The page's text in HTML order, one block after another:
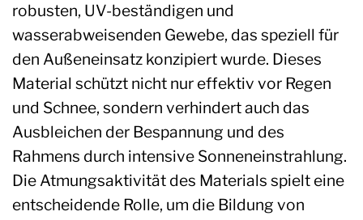
robusten, UV-beständigen und
wasserabweisenden Gewebe, das speziell für
den Außeneinsatz konzipiert wurde. Dieses
Material schützt nicht nur effektiv vor Regen
und Schnee, sondern verhindert auch das
Ausbleichen der Bespannung und des
Rahmens durch intensive Sonneneinstrahlung.
Die Atmungsaktivität des Materials spielt eine
entscheidende Rolle, um die Bildung von